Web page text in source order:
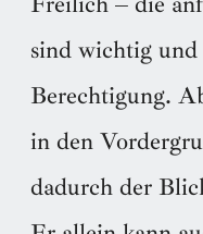
sind wichtig und
Berechtigung.
in den
dadurch der